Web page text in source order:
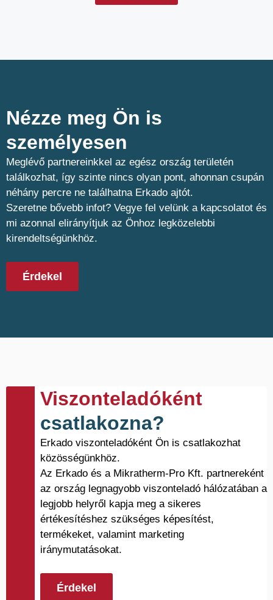
Nézze meg Ön is
személyesen​
Meglévő partnereinkkel az egész ország területén
találkozhat, így szinte nincs olyan pont, ahonnan csupán
néhány percre ne találhatna Erkado ajtót.
Szeretne bővebb infot? Vegye fel velünk a kapcsolatot és
mi azonnal elirányítjuk az Önhoz legközelebbi
kirendeltségünkhöz.
Érdekel
Viszonteladóként
csatlakozna?
Erkado viszonteladóként Ön is csatlakozhat
közösségünkhöz.
Az Erkado és a Mikratherm-Pro Kft. partnereként
az ország legnagyobb viszonteladó hálózatában a
legjobb helyről kapja meg a sikeres
értékesítéshez szükséges képesítést,
termékeket, valamint marketing
iránymutatásokat.
Érdekel